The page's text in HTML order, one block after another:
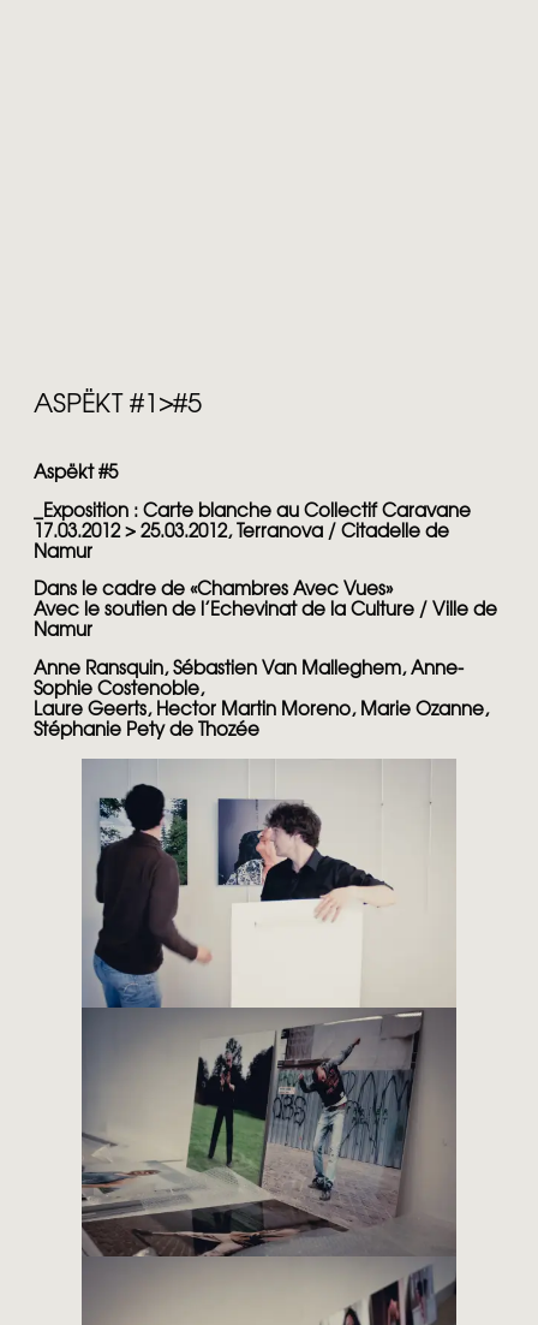
ASPËKT #1>#5
Aspëkt #5
Exposition : Carte blanche au Collectif Caravane
17.03.2012 > 25.03.2012, Terranova / Citadelle de
Namur
Dans le cadre de «Chambres Avec Vues»
Avec le soutien de l’Echevinat de la Culture / Ville de
Namur
Anne Ransquin, Sébastien Van Malleghem, Anne-
Sophie Costenoble,
Laure Geerts, Hector Martin Moreno, Marie Ozanne,
Stéphanie Pety de Thozée